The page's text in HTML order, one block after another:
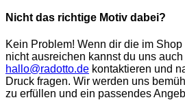
Nicht das richtige Motiv dabei?
Kein Problem! Wenn dir die im
nicht ausreichen kannst du uns
hallo@radotto.de kontaktieren und
Druck fragen. Wir werden uns
zu erfüllen und ein passendes